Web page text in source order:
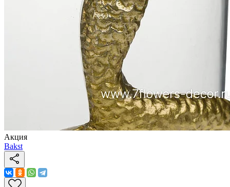
Акция
Bakst